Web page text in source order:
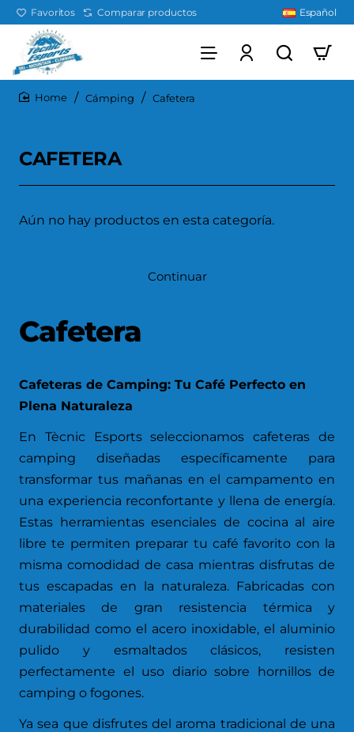
Favoritos Comparar productos Español
Cámping Cafetera
CAFETERA
Cafetera
Cafeteras de Camping: Tu Café Perfecto en
Plena Naturaleza
En Tècnic Esports seleccionamos cafeteras de
camping diseñadas específicamente para
transformar tus mañanas en el campamento en
una experiencia reconfortante y llena de energía.
Estas herramientas esenciales de cocina al aire
libre te permiten preparar tu café favorito con la
misma comodidad de casa mientras disfrutas de
tus escapadas en la naturaleza. Fabricadas con
materiales de gran resistencia térmica y
durabilidad como el acero inoxidable, el aluminio
pulido y esmaltados clásicos, resisten
perfectamente el uso diario sobre hornillos de
camping o fogones.
Ya sea que disfrutes del aroma tradicional de una
Aún no hay productos en esta categoría.
Continuar